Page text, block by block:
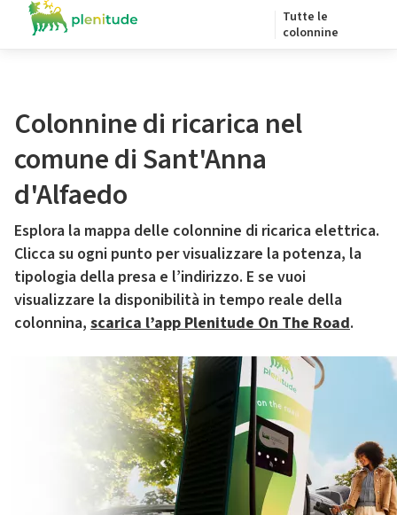
Tutte le
colonnine
Colonnine di ricarica nel
comune di Sant'Anna
d'Alfaedo
Esplora la mappa delle colonnine di ricarica elettrica.
Clicca su ogni punto per visualizzare la potenza, la
tipologia della presa e l’indirizzo. E se vuoi
visualizzare la disponibilità in tempo reale della
colonnina, scarica l’app Plenitude On The Road.